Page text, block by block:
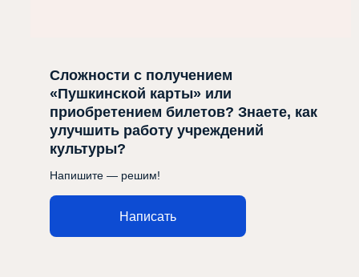
Сложности с получением
«Пушкинской карты» или
приобретением билетов? Знаете, как
улучшить работу учреждений
культуры?
Напишите — решим!
Написать